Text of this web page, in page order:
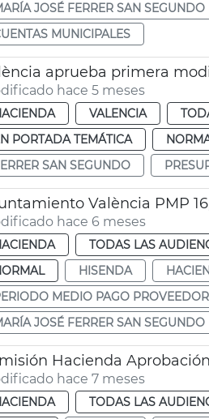
JOSÉ FERRER SAN SEGUNDO
MUNICIPALES
aprueba primera
hace 5 meses
VALENCIA
PORTADA TEMÁTICA
SAN SEGUNDO
València PMP
hace 6 meses
TODAS LAS
HISENDA
MEDIO PAGO
JOSÉ FERRER SAN SEGUNDO
Hacienda
hace 7 meses
TODAS LAS